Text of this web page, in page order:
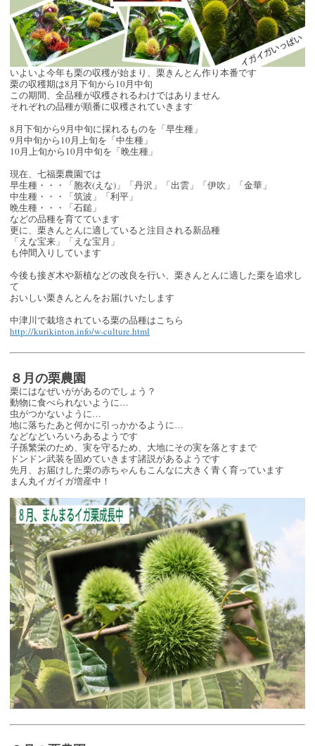
いよいよ今年も栗の収穫が始まり、栗きんとん作り本番です
栗の収穫期は8月下旬から10月中旬
この期間、全品種が収穫されるわけではありません
それぞれの品種が順番に収穫されていきます
8月下旬から9月中旬に採れるものを「早生種」
9月中旬から10月上旬を「中生種」
10月上旬から10月中旬を「晩生種」
現在、七福栗農園では
早生種・・・「胞衣(えな)」「丹沢」「出雲」「伊吹」「金華」
中生種・・・「筑波」「利平」
晩生種・・・「石鎚」
などの品種を育てています
更に、栗きんとんに適していると注目される新品種
「えな宝来」「えな宝月」
も仲間入りしています
今後も接ぎ木や新植などの改良を行い、栗きんとんに適した栗を追求し
て
おいしい栗きんとんをお届けいたします
中津川で栽培されている栗の品種はこちら
http://kurikinton.info/w-culture.html
８月の栗農園
栗にはなぜいががあるのでしょう？
動物に食べられないように…
虫がつかないように…
地に落ちたあと何かに引っかかるように…
などなどいろいろあるようです
子孫繁栄のため、実を守るため、大地にその実を落とすまで
ドンドン武装を固めていきます諸説があるようです
先月、お届けした栗の赤ちゃんもこんなに大きく青く育っています
まん丸イガイガ増産中！